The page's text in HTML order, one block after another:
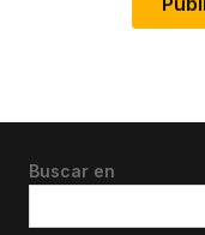
Buscar en